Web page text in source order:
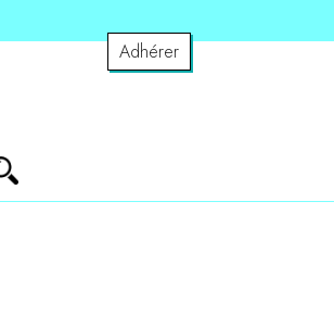
Adhérer